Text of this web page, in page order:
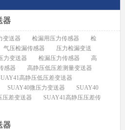
器
变送器 检漏用压力传感器
检
气压检漏传感器
压力检漏变送
力变送器 检漏压力传感器
高
感器
高静压低压差测量变送器
高静压低压差变送器
SUAY40微压力变送器
SUAY40
压差变送器
SUAY41高静压压差传
器